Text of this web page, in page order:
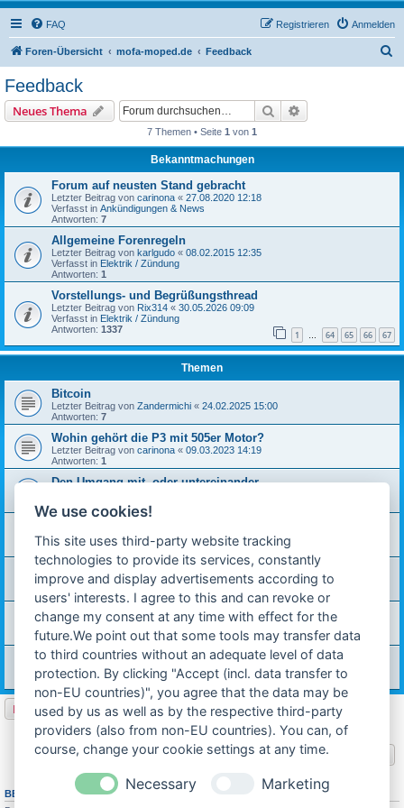
FAQ Anmelden
Registrieren
Foren-Übersicht mofa-moped.de Feedback
Feedback
Neues Thema Suche
7 Themen • Seite 1 von 1
Bekanntmachungen
Forum auf neusten Stand gebracht
Letzter Beitrag von carinona « 27.08.2020 12:18
Verfasst in Ankündigungen & News
Antworten: 7
Allgemeine Forenregeln
Letzter Beitrag von karlgudo « 08.02.2015 12:35
Verfasst in Elektrik / Zündung
Antworten: 1
Vorstellungs- und Begrüßungsthread
Letzter Beitrag von Rix314 « 30.05.2026 09:09
Verfasst in Elektrik / Zündung
Antworten: 1337 1 … 64 65 66 67
Themen
Bitcoin
Letzter Beitrag von Zandermichi « 24.02.2025 15:00
Antworten: 7
Wohin gehört die P3 mit 505er Motor?
Letzter Beitrag von carinona « 09.03.2023 14:19
Antworten: 1
Den Umgang mit, oder untereinander...
Letzter Beitrag vontechnik-ostfriese«14.09.2012 10:40
Antworten:1
Mofa-/Moped-/Mokick Bildersammlung
Letzter Beitrag vonMichael W.« 28.07.2012 03:24
Antworten:19
Malware Warnung
Letzter Beitrag von
07.07.2012 14:13
Antworten:7
Moin Moin!
Letzter Beitrag vontechnik-ostfriese«04.07.2012 23:15
Antworten: 8
Neues Thema
7 Themen • Seite von 1
Gehe zu
BERECHTIGUNGEN IN DIESEM FORUM
We use cookies!
This site uses third-party website tracking
technologies to provide its services, constantly
improve and display advertisements according to
users' interests. I agree to this and can revoke or
change my consent at any time with effect for the
future.We point out that some tools may transfer data
to third countries without an adequate level of data
protection. By clicking "Accept (incl. data transfer to
non-EU countries)", you agree that the data may be
used by us as well as by the respective third-party
providers (also from non-EU countries). You can, of
course, change your cookie settings at any time.
Necessary Marketing